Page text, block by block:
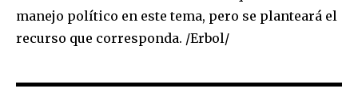
manejo político en este tema, pero se planteará el
recurso que corresponda. /Erbol/